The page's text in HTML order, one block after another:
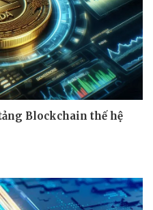
Blockchain thế hệ